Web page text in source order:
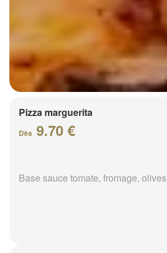
Pizza marguerita
Dès 9.70 €
Base sauce tomate, fromage, olives